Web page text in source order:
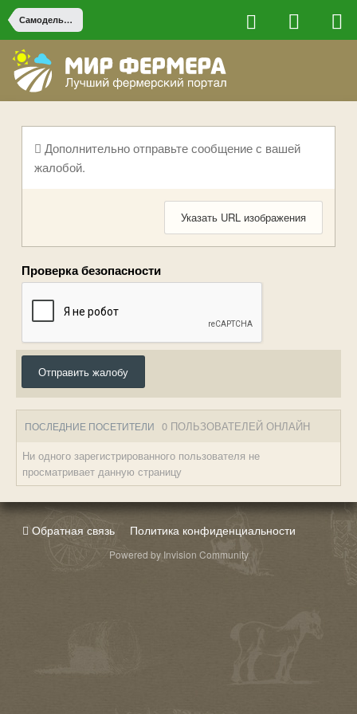
Самодельная сельхоз техника
Дополнительно отправьте сообщение с вашей
жалобой.
Указать URL изображения
Проверка безопасности
Отправить жалобу
ПОСЛЕДНИЕ ПОСЕТИТЕЛИ 0 ПОЛЬЗОВАТЕЛЕЙ ОНЛАЙН
Ни одного зарегистрированного пользователя не
просматривает данную страницу
Обратная связь Политика конфиденциальности
Powered by Invision Community